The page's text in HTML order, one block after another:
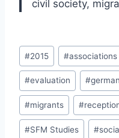
civil society,
Post
Tags:
#2015 #associations
#evaluation #
#migrants #
#SFM Studies #